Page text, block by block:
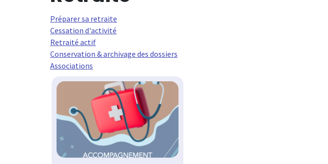
Préparer sa retraite
Cessation d'activité
Retraité actif
Conservation & archivage des dossiers
Associations